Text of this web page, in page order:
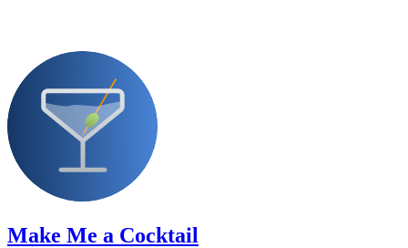
Make Me a Cocktail